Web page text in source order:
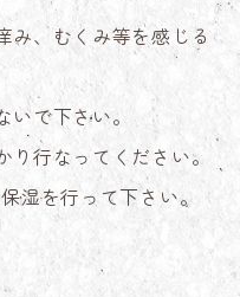
み、むくみ等を感じる
で下さい。
り行なってください。
湿を行って下さい。